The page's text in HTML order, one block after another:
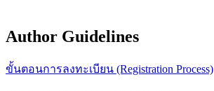
Author Guidelines
ขั้นตอนการลงทะเบียน (Registration Process)